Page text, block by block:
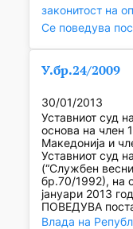
законитост на
Се поведува
У.бр.24/2009
30/01/2013
Уставниот суд
основа на член
Македонија и
Уставниот суд
(“Службен
бр.70/1992), на
јануари 2013
ПОВЕДУВА
Влада на